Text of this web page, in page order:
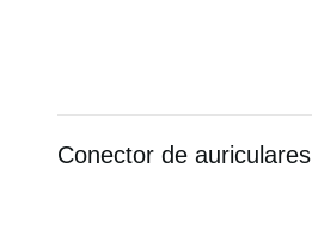
Conector de auriculares